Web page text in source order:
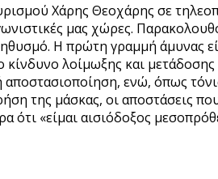
Χάρης Θεοχάρης σε
μας χώρες.
Η πρώτη γραμμή άμυνας
λοίμωξης και
ενώ, όπως
μάσκας, οι αποστάσεις που
«είμαι αισιόδοξος